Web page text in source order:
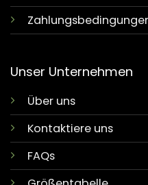
Unser Unternehmen
Über uns
Kontaktiere uns
FAQs